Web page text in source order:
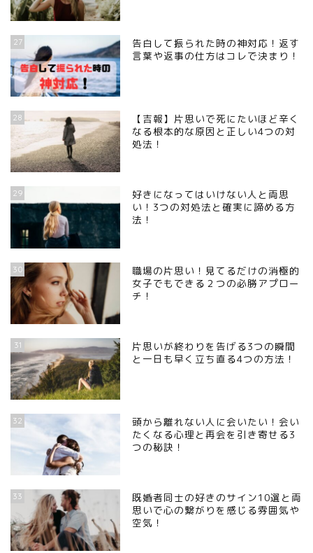
27
告白して振られた時の神対応！返す
言葉や返事の仕方はコレで決まり！
28
【吉報】片思いで死にたいほど辛く
なる根本的な原因と正しい4つの対
処法！
29
好きになってはいけない人と両思
い！3つの対処法と確実に諦める方
法！
30
職場の片思い！見てるだけの消極的
女子でもできる２つの必勝アプロー
チ！
31
片思いが終わりを告げる3つの瞬間
と一日も早く立ち直る4つの方法！
32
頭から離れない人に会いたい！会い
たくなる心理と再会を引き寄せる3
つの秘訣！
33
既婚者同士の好きのサイン10選と両
思いで心の繋がりを感じる雰囲気や
空気！